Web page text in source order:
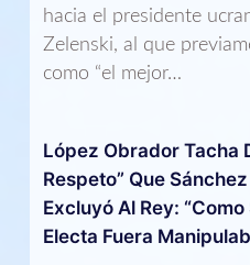
hacia el presidente
Zelenski, al que
como “el mejor…
López Obrador Tacha
Respeto” Que
Excluyó Al Rey:
Electa Fuera